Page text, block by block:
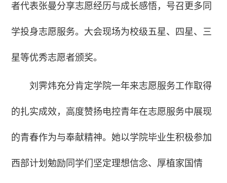
者代表张曼分享志愿经历与成长感悟，号召更多同
学投身志愿服务。大会现场为校级五星、四星、三
星等优秀志愿者颁奖。
刘霁炜充分肯定学院一年来志愿服务工作取得
的扎实成效，高度赞扬电控青年在志愿服务中展现
的青春作为与奉献精神。她以学院毕业生积极参加
西部计划勉励同学们坚定理想信念、厚植家国情